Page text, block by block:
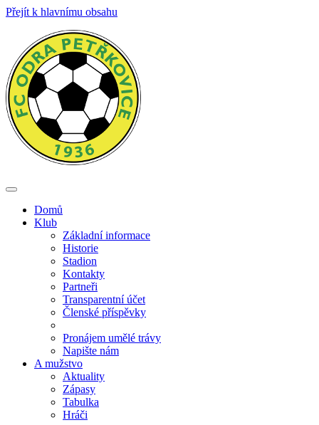
Přejít k hlavnímu obsahu
Toggle
navigationDomů
Klub
Základní informace
Historie
Stadion
Kontakty
Partneři
Transparentní účet
Členské příspěvky
Pronájem umělé trávy
Napište nám
A mužstvo
Aktuality
Zápasy
Tabulka
Hráči